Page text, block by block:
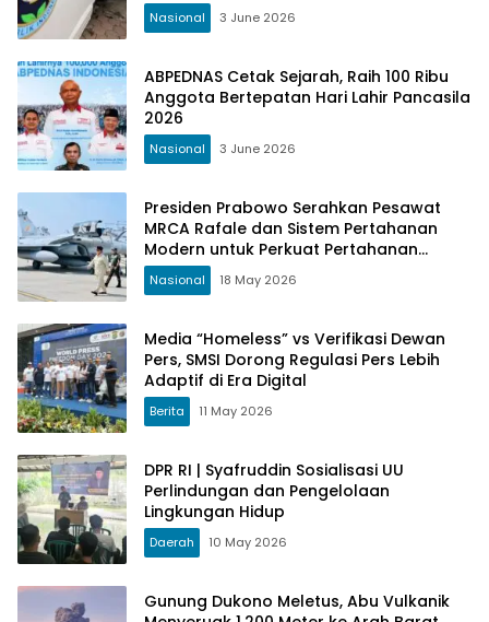
Nasional 3 June 2026
ABPEDNAS Cetak Sejarah, Raih 100 Ribu
Anggota Bertepatan Hari Lahir Pancasila
2026
Nasional 3 June 2026
Presiden Prabowo Serahkan Pesawat
MRCA Rafale dan Sistem Pertahanan
Modern untuk Perkuat Pertahanan
Udara Nasional
Nasional 18 May 2026
Media “Homeless” vs Verifikasi Dewan
Pers, SMSI Dorong Regulasi Pers Lebih
Adaptif di Era Digital
Berita 11 May 2026
DPR RI | Syafruddin Sosialisasi UU
Perlindungan dan Pengelolaan
Lingkungan Hidup
Daerah 10 May 2026
Gunung Dukono Meletus, Abu Vulkanik